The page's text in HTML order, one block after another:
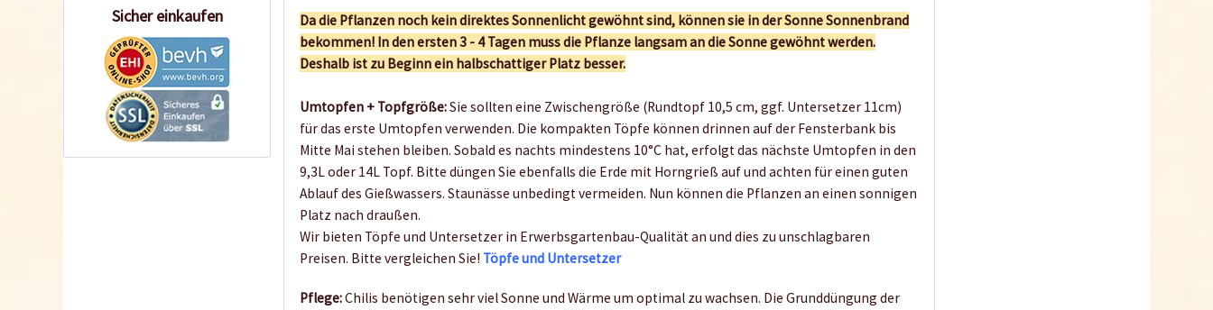
Sicher einkaufen
Da die Pflanzen noch kein direktes Sonnenlicht gewöhnt sind, können sie in der Sonne Sonnenbrand
bekommen! In den ersten 3 - 4 Tagen muss die Pflanze langsam an die Sonne gewöhnt werden.
Deshalb ist zu Beginn ein halbschattiger Platz besser.
Umtopfen + Topfgröße:Sie sollten eine Zwischengröße (Rundtopf 10,5 cm, ggf. Untersetzer 11cm)
für das erste Umtopfen verwenden. Die kompakten Töpfe können drinnen auf der Fensterbank bis
Mitte Mai stehen bleiben. Sobald es nachts mindestens 10°C hat, erfolgt das nächste Umtopfen in den
9,3L oder 14L Topf. Bitte düngen Sie ebenfalls die Erde mit Horngrieß auf und achten für einen guten
Ablauf des Gießwassers. Staunässe unbedingt vermeiden. Nun können die Pflanzen an einen sonnigen
Platz nach draußen.
Wir bieten Töpfe und Untersetzer in Erwerbsgartenbau-Qualität an und dies zu unschlagbaren
Preisen. Bitte vergleichen Sie! Töpfe und Untersetzer
Pflege:Chilis benötigen sehr viel Sonne und Wärme um optimal zu wachsen. Die Grunddüngung der